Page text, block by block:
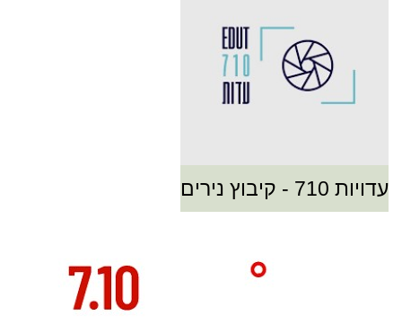
עדויות 710 - קיבוץ נירים